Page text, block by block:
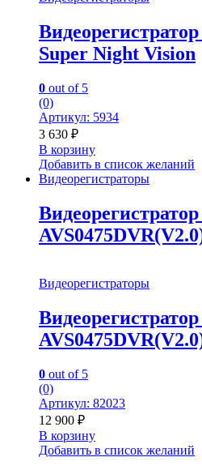
Super Night Vision
0 out of 5
(0)
Артикул: 5934
3 630 ₽
В корзину
Добавить в список желаний
Видеорегистраторы
Видеорегистраторы
0 out of 5
(0)
Артикул: 82023
12 900 ₽
В корзину
Добавить в список желаний